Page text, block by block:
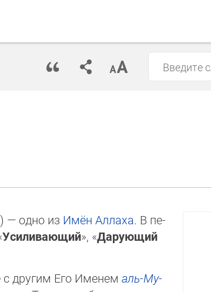
— одно из Имён Аллаха. В пе­
Усиливающий», «Да­рую­щий
другим Его Именем аль-Му­